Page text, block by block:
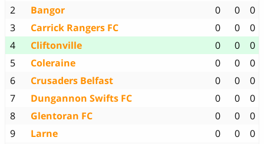
2
Bangor 0 0
0
3
Carrick Rangers FC 0 0
0
4
Cliftonville 0 0
0
5
Coleraine 0 0
0
6
Crusaders Belfast 0 0
0
7
Dungannon Swifts FC 0 0
0
8
Glentoran FC 0 0
0
9
Larne 0 0
0